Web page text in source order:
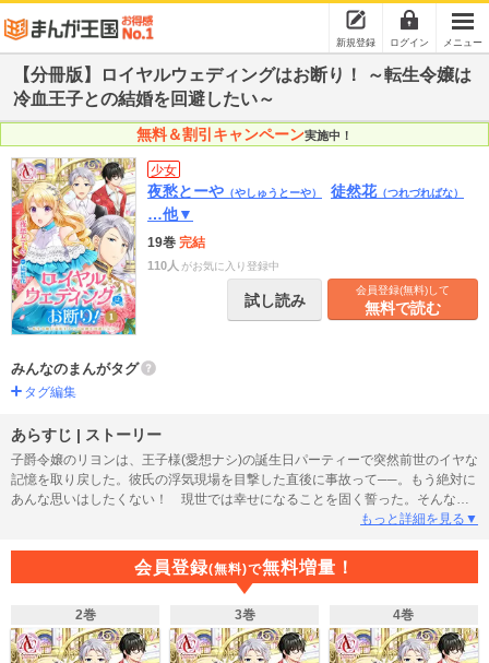
新規登録 ログイン メニュー
【分冊版】ロイヤルウェディングはお断り！ ～転生令嬢は
冷血王子との結婚を回避したい～
無料＆割引キャンペーン実施中！
少女
夜愁とーや （やしゅうとーや） 徒然花（つれづればな）
…他▼
19巻 完結
110人 がお気に入り登録中
試し読み
会員登録(無料)して
無料で読む
みんなのまんがタグ
タグ編集
あらすじ | ストーリー
子爵令嬢のリヨンは、王子様(愛想ナシ)の誕生日パーティーで突然前世のイヤな
記憶を取り戻した。彼氏の浮気現場を目撃した直後に事故って──。もう絶対に
あんな思いはしたくない！ 現世では幸せになることを固く誓った。そんなあ
る日、実父が行方不明になり、わがままな継母とふたりの義姉から使用人にな
『シンデレラ』の世界!?このままだと私、あの冷血王子と結婚？ そんなのは
絶対にいや！奇想天外なお嬢様による一風変わったシンデレラストーリー！
もっと詳細を見る▼
会員登録(無料)で無料増量！
2巻 3巻 4巻